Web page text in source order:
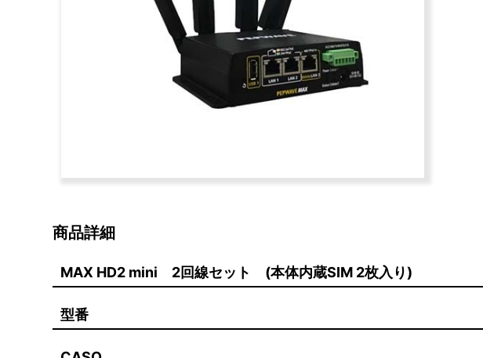
商品詳細
MAX HD2 mini 2回線セット (本体内蔵SIM 2枚入り)
型番